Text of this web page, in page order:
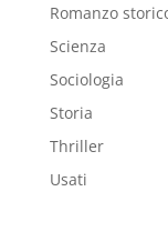
Romanzo
Scienza
Sociologia
Storia
Thriller
Usati